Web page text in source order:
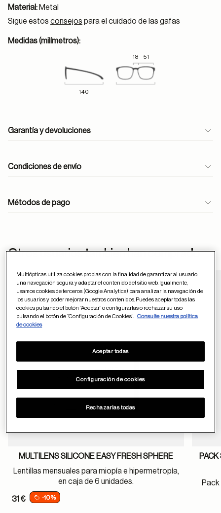
Material: Metal
Sigue estos consejos para el cuidado de las gafas
Medidas (milímetros):
18 51
140
Garantía y devoluciones
ayuda
Condiciones de envío
Métodos de pago
Otros usuarios tambien han comprado
Guardar en
MULTILENS SILICONE EASY FRESH SPHERE
Lentillas mensuales para miopía e hipermetropía,
en caja de 6 unidades.
31 € -10%
Multiópticas utiliza cookies propias con la finalidad de garantizar al usuario
una navegación segura y adaptar el contenido del sitio web. Igualmente,
usamos cookies de terceros (Google Analytics) para analizar la navegación de
los usuarios y poder mejorar nuestros contenidos. Puedes aceptar todas las
cookies pulsando el botón “Aceptar” o configurarlas o rechazar su uso
pulsando el botón de “Configuración de Cookies”.
Consulte nuestra política
de cookies
Configuración de cookies
Rechazarlas todas
Aceptar todas